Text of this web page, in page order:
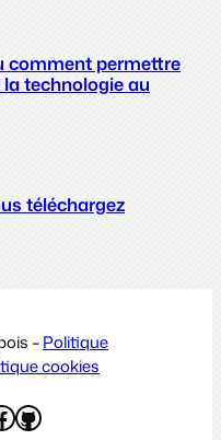
comment permettre
technologie au
téléchargez
–Politique
cookies
GitHub